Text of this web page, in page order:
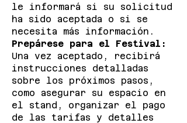
le informará si su solicitud
ha sido aceptada o si se
necesita más información.
Prepárese para el Festival:
Una vez aceptado, recibirá
instrucciones detalladas
sobre los próximos pasos,
como asegurar su espacio en
el stand, organizar el pago
de las tarifas y detalles